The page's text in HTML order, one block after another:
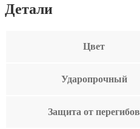
Детали
Цвет
Ударопрочный
Защита от перегибов